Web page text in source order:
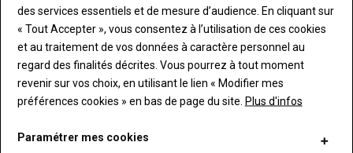
Le retour attendu d'un néonicotinoïde contre la
30 juillet 2026
des services essentiels et de mesure d’audience. En cliquant sur
« Tout Accepter », vous consentez à l’utilisation de ces cookies
et au traitement de vos données à caractère personnel au
regard des finalités décrites. Vous pourrez à tout moment
revenir sur vos choix, en utilisant le lien « Modifier mes
préférences cookies » en bas de page du site. Plus d'infos
Paramétrer mes cookies